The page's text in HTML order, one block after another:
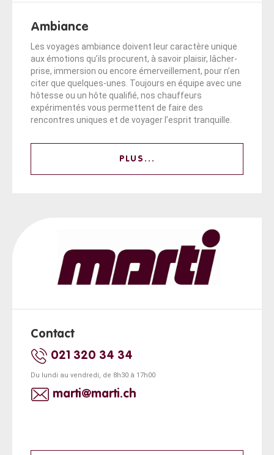
Ambiance
Les voyages ambiance doivent leur caractère unique
aux émotions qu’ils procurent, à savoir plaisir, lâcher-
prise, immersion ou encore émerveillement, pour n’en
citer que quelques-unes. Toujours en équipe avec une
hôtesse ou un hôte qualifié, nos chauffeurs
expérimentés vous permettent de faire des
rencontres uniques et de voyager l’esprit tranquille.
PLUS...
Contact
021 320 34 34
Du lundi au vendredi, de 8h30 à 17h00
marti@marti.ch